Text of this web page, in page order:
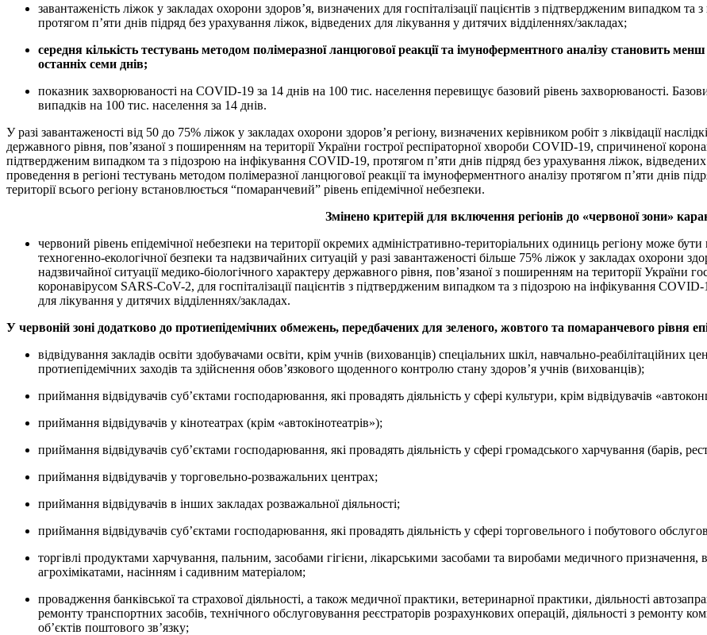
завантаженість ліжок у закладах охорони здоров’я, визначених для госпіталізації пацієнтів з підтвердженим випадком
протягом п’яти днів підряд без урахування ліжок, відведених для лікування у дитячих відділеннях/закладах;
середня кількість тестувань методом полімеразної ланцюгової реакції та імуноферментного аналізу становить
останніх семи днів;
показник захворюваності на COVID-19 за 14 днів на 100 тис. населення перевищує базовий рівень захворюваності.
випадків на 100 тис. населення за 14 днів.
У разі завантаженості від 50 до 75% ліжок у закладах охорони здоров’я регіону, визначених керівником робіт з ліквідації
державного рівня, пов’язаної з поширенням на території України гострої респіраторної хвороби COVID-19, спричиненої
підтвердженим випадком та з підозрою на інфікування COVID-19, протягом п’яти днів підряд без урахування ліжок, відведених
проведення в регіоні тестувань методом полімеразної ланцюгової реакції та імуноферментного аналізу протягом п’яти днів
території всього регіону встановлюється “помаранчевий” рівень епідемічної небезпеки.
Змінено критерій для включення регіонів до «червоної зони»
червоний рівень епідемічної небезпеки на території окремих адміністративно-територіальних одиниць регіону може
техногенно-екологічної безпеки та надзвичайних ситуацій у разі завантаженості більше 75% ліжок у закладах охорони
надзвичайної ситуації медико-біологічного характеру державного рівня, пов’язаної з поширенням на території України
коронавірусом SARS-CoV-2, для госпіталізації пацієнтів з підтвердженим випадком та з підозрою на інфікування
для лікування у дитячих відділеннях/закладах.
У червоній зоні додатково до протиепідемічних обмежень, передбачених для зеленого, жовтого та помаранчевого рівня
відвідування закладів освіти здобувачами освіти, крім учнів (вихованців) спеціальних шкіл, навчально-реабілітаційних
протиепідемічних заходів та здійснення обов’язкового щоденного контролю стану здоров’я учнів (вихованців);
приймання відвідувачів суб’єктами господарювання, які провадять діяльність у сфері культури, крім відвідувачів
приймання відвідувачів у кінотеатрах (крім «автокінотеатрів»);
приймання відвідувачів суб’єктами господарювання, які провадять діяльність у сфері громадського харчування (барів,
приймання відвідувачів у торговельно-розважальних центрах;
приймання відвідувачів в інших закладах розважальної діяльності;
приймання відвідувачів суб’єктами господарювання, які провадять діяльність у сфері торговельного і побутового
торгівлі продуктами харчування, пальним, засобами гігієни, лікарськими засобами та виробами медичного
агрохімікатами, насінням і садивним матеріалом;
провадження банківської та страхової діяльності, а також медичної практики, ветеринарної практики, діяльності
ремонту транспортних засобів, технічного обслуговування реєстраторів розрахункових операцій, діяльності з ремонту
об’єктів поштового зв’язку;